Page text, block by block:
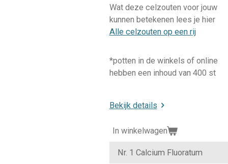
Wat deze celzouten voor jouw
kunnen betekenen lees je hier
Alle celzouten op een rij
*potten in de winkels of online
hebben een inhoud van 400 st
Bekijk details
In winkelwagen